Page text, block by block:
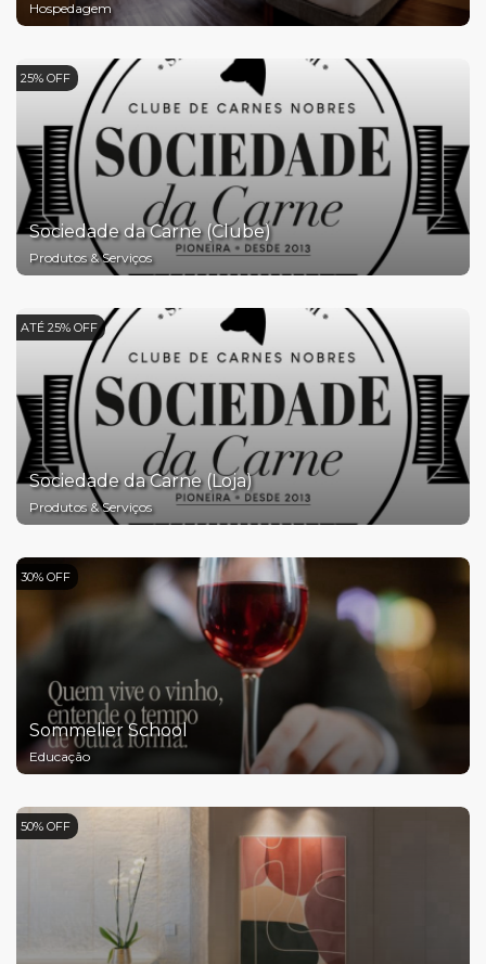
Hospedagem
25% OFF
Sociedade da Carne (Clube)
Produtos & Serviços
ATÉ 25% OFF
Sociedade da Carne (Loja)
Produtos & Serviços
30% OFF
Sommelier School
Educação
50% OFF